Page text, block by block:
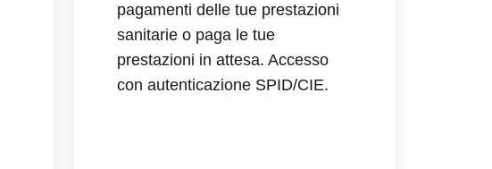
pagamenti delle tue prestazioni
sanitarie o paga le tue
prestazioni in attesa. Accesso
con autenticazione SPID/CIE.